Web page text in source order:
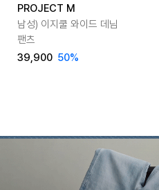
PROJECT M
남성) 이지쿨 와이드 데님
팬츠
39,900 50%